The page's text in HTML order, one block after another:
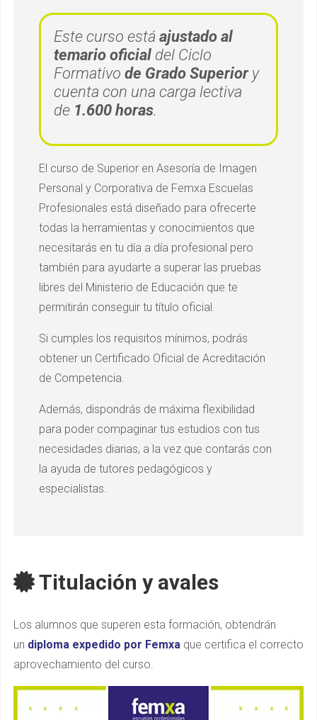
Este curso está ajustado al
temario oficial del Ciclo
Formativo de Grado Superior y
cuenta con una carga lectiva
de 1.600 horas.
El curso de Superior en Asesoría de Imagen
Personal y Corporativa de Femxa Escuelas
Profesionales está diseñado para ofrecerte
todas la herramientas y conocimientos que
necesitarás en tu día a día profesional pero
también para ayudarte a superar las pruebas
libres del Ministerio de Educación que te
permitirán conseguir tu título oficial.
Si cumples los requisitos mínimos, podrás
obtener un Certificado Oficial de Acreditación
de Competencia.
Además, dispondrás de máxima flexibilidad
para poder compaginar tus estudios con tus
necesidades diarias, a la vez que contarás con
la ayuda de tutores pedagógicos y
especialistas.
Titulación y avales
Los alumnos que superen esta formación, obtendrán
un diploma expedido por Femxa que certifica el correcto
aprovechamiento del curso.